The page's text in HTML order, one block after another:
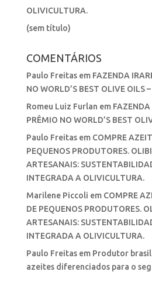
OLIVICULTURA.
(sem título)
COMENTÁRIOS
Paulo Freitasem FAZENDA
NO WORLD’S BEST OLIVE OILS
Romeu Luiz Furlan em FAZENDA
PRÊMIO NO WORLD’S BEST
Paulo Freitasem COMPRE
PEQUENOS PRODUTORES.
ARTESANAIS:
INTEGRADA A OLIVICULTURA.
Marilene Piccoli em COMPRE
DE PEQUENOS PRODUTORES.
ARTESANAIS:
INTEGRADA A OLIVICULTURA.
Paulo Freitasem Produtor
azeites diferenciados para o